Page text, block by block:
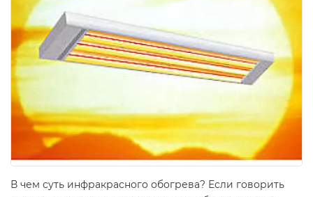
В чем суть инфракрасного обогрева? Если говорить